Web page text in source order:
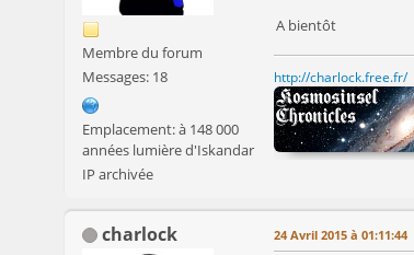
Membre du forum
Messages: 18
Emplacement: à 148 000
années lumière d'Iskandar
IP archivée
A bientôt
http://charlock.free.fr/
charlock 24 Avril 2015 à 01:11:44